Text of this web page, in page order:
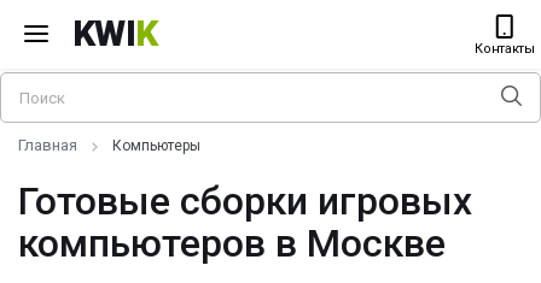
KWIK Контакты
Главная Компьютеры
Готовые сборки игровых
компьютеров в Москве